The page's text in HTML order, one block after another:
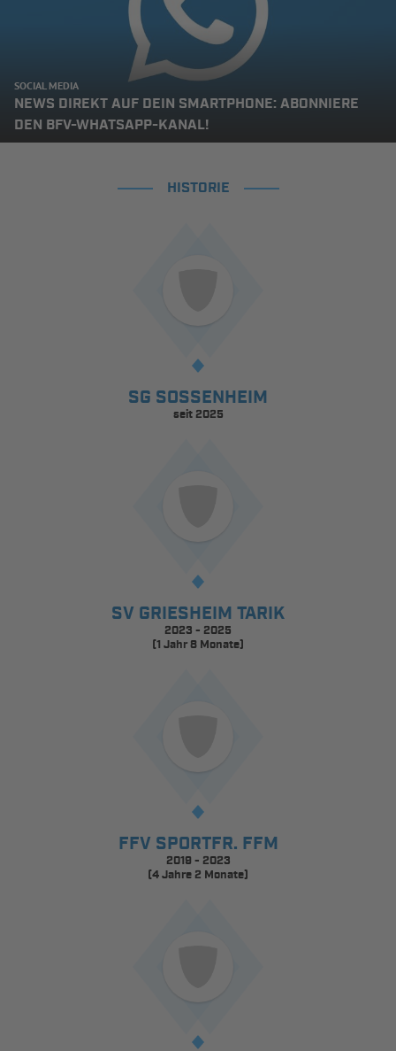
SOCIAL MEDIA
NEWS DIREKT AUF DEIN SMARTPHONE: ABONNIERE
DEN BFV-WHATSAPP-KANAL!
HISTORIE
SG SOSSENHEIM
seit 2025
SV GRIESHEIM TARIK
2023 - 2025
(1 Jahr 8 Monate)
FFV SPORTFR. FFM
2019 - 2023
(4 Jahre 2 Monate)